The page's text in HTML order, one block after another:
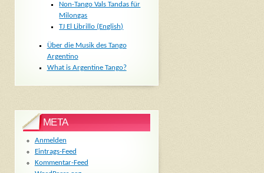
Non-Tango Vals Tandas für
Milongas
TJ El Librillo (English)
Über die Musik des Tango
Argentino
What is Argentine Tango?
META
Anmelden
Eintrags-Feed
Kommentar-Feed